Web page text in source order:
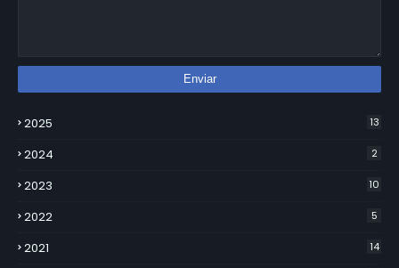
2025 13
2024 2
2023 10
2022 5
2021 14